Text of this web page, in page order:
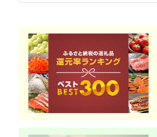
出典：ふるなび
神奈川県 箱根町
【箱根町】JTBふるさ
5.0
出典：ふるなび
神奈川県 箱根町
【箱根町】JTBふるさ
5.0